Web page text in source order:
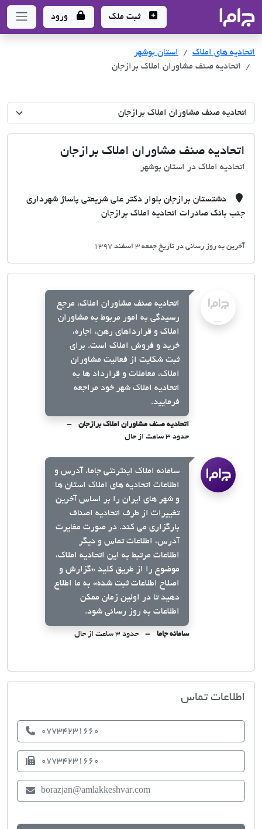
- سامانه جامع املاک و مشاورین املاک
ثبت ملک ورود
اتحادیه های املاک اتحادیه های املاک
استان بوشهر
اتحادیه صنف مشاوران املاک برازجان
اتحادیه صنف مشاوران املاک برازجان
اتحادیه املاک در استان بوشهر
دشتستان برازجان بلوار دکتر علی شریعتی پاساژ شهرداری
جنب بانک صادرات اتحادیه املاک برازجان
آخرین به روز رسانی در تاریخ جمعه 3 اسفند 1397
اتحادیه صنف مشاوران املاک، مرجع
رسیدگی به امور مربوط به مشاوران
املاک و قرارداهای رهن، اجاره،
خرید و فروش املاک است. برای
ثبت شکایت از فعالیت مشاوران
املاک، معاملات و قرارداد ها به
اتحادیه املاک شهر خود مراجعه
فرمایید.
اتحادیه صنف مشاوران املاک برازجان
حدود ۳ ساعت از حال
سامانه املاک اینترنتی جاما، آدرس و
اطلاعات اتحادیه های املاک استان ها
و شهر های ایران را بر اساس آخرین
تغییرات از طرف اتحادیه اصناف
بارگزاری می کند. در صورت مغایرت
آدرس، اطلاعات تماس و دیگر
اطلاعات مرتبط به این اتحادیه املاک،
موضوع را از طریق کلید «گزارش و
اصلاح اطلاعات ثبت شده» به ما اطلاع
دهید تا در اولین زمان ممکن
اطلاعات به روز رسانی شود.
سامانه جاما حدود ۳ ساعت از حال
اطلاعات تماس
07734231660
07734231660
borazjan@amlakkeshvar.com